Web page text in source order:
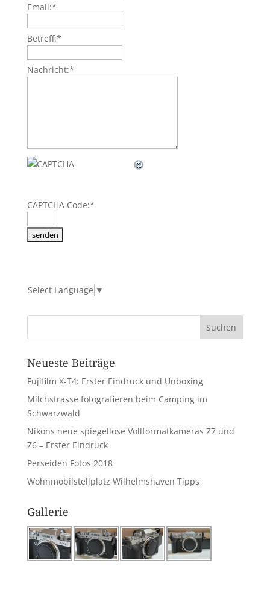
Email:*
Betreff:*
Nachricht:*
CAPTCHA Code:*
Select Language ▼
Neueste Beiträge
Fujifilm X-T4: Erster Eindruck und Unboxing
Milchstrasse fotografieren beim Camping im
Schwarzwald
Nikons neue spiegellose Vollformatkameras Z7 und
Z6 – Erster Eindruck
Perseiden Fotos 2018
Wohnmobilstellplatz Wilhelmshaven Tipps
Gallerie